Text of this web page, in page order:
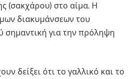
(σακχάρου) στο αίμα. Η
διακυμάνσεων του
σημαντική για την πρόληψη
δείξει ότι το γαλλικό και το